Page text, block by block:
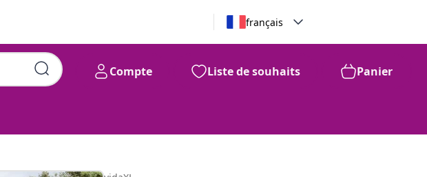
français
Compte Liste de souhaits Panier